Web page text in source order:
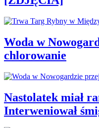
Woda w
chlorowanie
Nastolatek miał
Interweniował